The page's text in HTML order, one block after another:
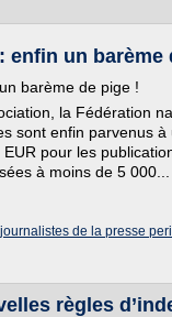
enfin un barème
barème de pige !
la Fédération
sont enfin parvenus
pour les
à moins de 5 000...
de la presse
règles